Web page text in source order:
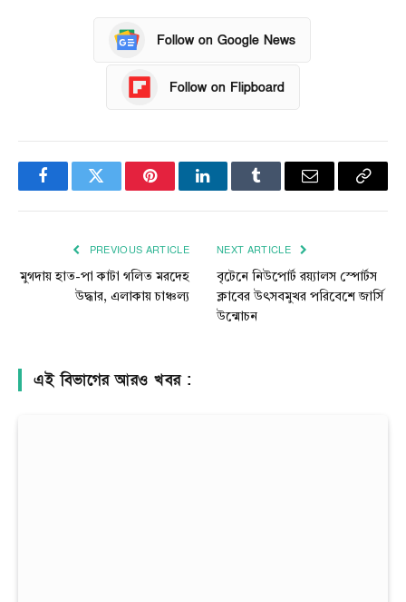
Follow on Google News
Follow on Flipboard
FacebookTwitter PinterestLinkedInTumblr Email
Copy
PREVIOUS ARTICLE
মুগদায় হাত-পা কাটা গলিত মরদেহ
উদ্ধার, এলাকায় চাঞ্চল্য
NEXT ARTICLE
বৃটেনে নিউপোর্ট রয়্যালস স্পোর্টস
ক্লাবের উৎসবমুখর পরিবেশে জার্সি
উন্মোচন
এই বিভাগের আরও খবর :